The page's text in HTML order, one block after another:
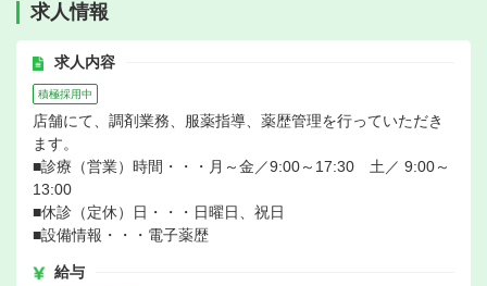
求人情報
求人内容
積極採用中
店舗にて、調剤業務、服薬指導、薬歴管理を行っていただき
ます。
■診療（営業）時間・・・月～金／9:00～17:30 土／ 9:00～
13:00
■休診（定休）日・・・日曜日、祝日
■設備情報・・・電子薬歴
給与